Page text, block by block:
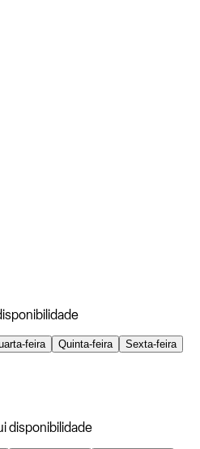
feira Quinta-feira
Sexta-feira
disponibilidade